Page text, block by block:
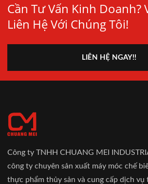
Cần Tư Vấn Kinh Doanh?
Liên Hệ Với Chúng Tôi!
LIÊN HỆ NGAY!!
Công ty TNHH CHUANG MEI
công ty chuyên sản xuất máy móc chế
thực phẩm thủy sản và cung cấp dịch vụ